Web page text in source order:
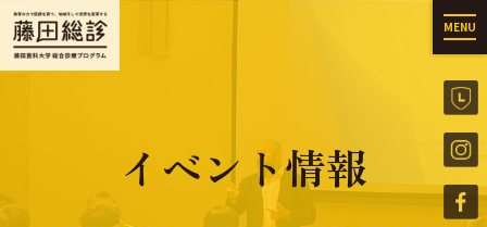
MENU
イベント情報